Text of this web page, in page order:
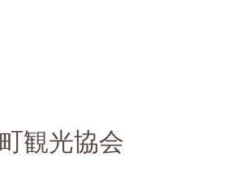
観光協会